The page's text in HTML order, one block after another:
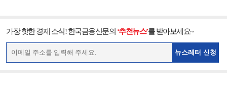
가장 핫한 경제 소식! 한국금융신문의 ‘추천뉴스’를 받아보세요~
뉴스레터 신청